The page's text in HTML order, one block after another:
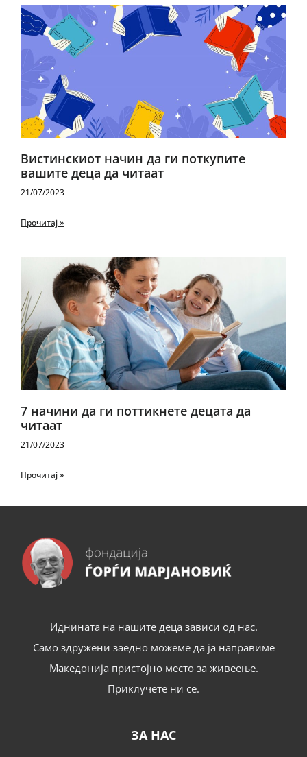
Вистинскиот начин да ги поткупите
вашите деца да читаат
21/07/2023
Прочитај »
7 начини да ги поттикнете децата да
читаат
21/07/2023
Прочитај »
Иднината на нашите деца зависи од нас.
Само здружени заедно можеме да ја направиме
Македонија пристојно место за живеење.
Приклучете ни се.
ЗА НАС